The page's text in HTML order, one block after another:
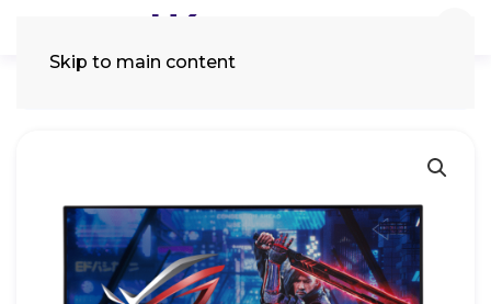
Skip to main content